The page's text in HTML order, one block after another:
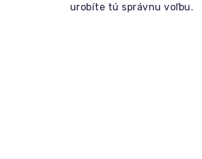
urobíte tú správnu voľbu.